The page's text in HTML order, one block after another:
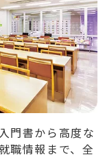
門書から高度な
職情報まで、全